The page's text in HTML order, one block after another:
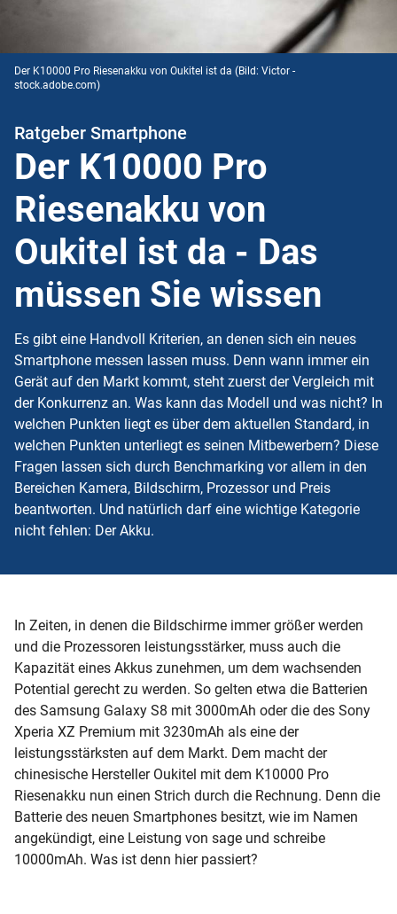
Der K10000 Pro Riesenakku von Oukitel ist da (Bild: Victor -
stock.adobe.com)
Ratgeber Smartphone
Der K10000 Pro
Riesenakku von
Oukitel ist da - Das
müssen Sie wissen
Es gibt eine Handvoll Kriterien, an denen sich ein neues
Smartphone messen lassen muss. Denn wann immer ein
Gerät auf den Markt kommt, steht zuerst der Vergleich mit
der Konkurrenz an. Was kann das Modell und was nicht? In
welchen Punkten liegt es über dem aktuellen Standard, in
welchen Punkten unterliegt es seinen Mitbewerbern? Diese
Fragen lassen sich durch Benchmarking vor allem in den
Bereichen Kamera, Bildschirm, Prozessor und Preis
beantworten. Und natürlich darf eine wichtige Kategorie
nicht fehlen: Der Akku.
In Zeiten, in denen die Bildschirme immer größer werden
und die Prozessoren leistungsstärker, muss auch die
Kapazität eines Akkus zunehmen, um dem wachsenden
Potential gerecht zu werden. So gelten etwa die Batterien
des Samsung Galaxy S8 mit 3000mAh oder die des Sony
Xperia XZ Premium mit 3230mAh als eine der
leistungsstärksten auf dem Markt. Dem macht der
chinesische Hersteller Oukitel mit dem K10000 Pro
Riesenakku nun einen Strich durch die Rechnung. Denn die
Batterie des neuen Smartphones besitzt, wie im Namen
angekündigt, eine Leistung von sage und schreibe
10000mAh. Was ist denn hier passiert?